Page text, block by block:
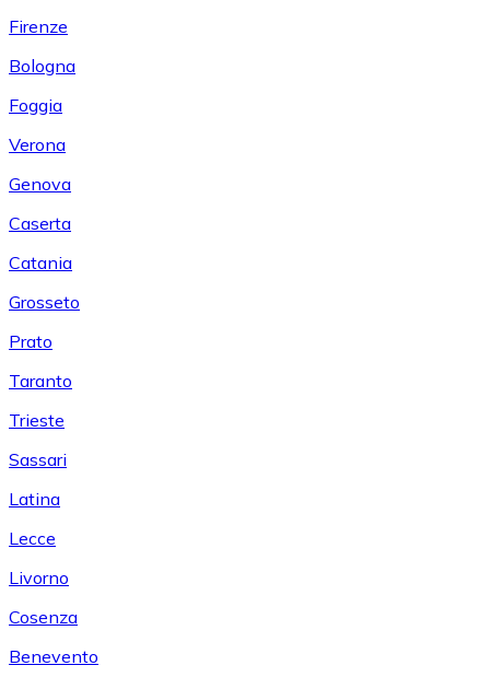
Firenze
Bologna
Foggia
Verona
Genova
Caserta
Catania
Grosseto
Prato
Taranto
Trieste
Sassari
Latina
Lecce
Livorno
Cosenza
Benevento